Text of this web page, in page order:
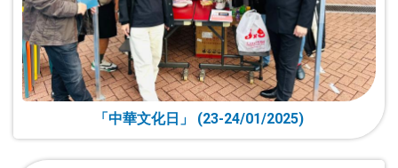
「中華文化日」 (23-24/01/2025)